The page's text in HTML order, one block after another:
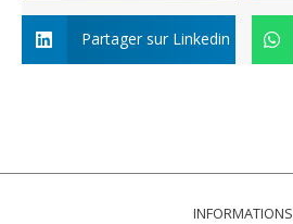
Partager sur Linkedin
INFORMATIONS